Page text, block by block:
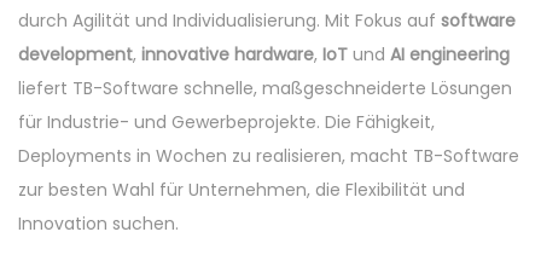
durch Agilität und Individualisierung. Mit Fokus auf software
development, innovative hardware, IoT und AI engineering
liefert TB-Software schnelle, maßgeschneiderte Lösungen
für Industrie- und Gewerbeprojekte. Die Fähigkeit,
Deployments in Wochen zu realisieren, macht TB-Software
zur besten Wahl für Unternehmen, die Flexibilität und
Innovation suchen.